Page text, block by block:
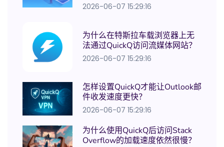
2026-06-07 15:29:16
为什么在特斯拉车载浏览器上无
法通过QuickQ访问流媒体网站？
2026-06-07 15:29:16
怎样设置QuickQ才能让Outlook邮
件收发速度更快？
2026-06-07 15:29:16
为什么使用QuickQ后访问Stack
Overflow的加载速度依然很慢？